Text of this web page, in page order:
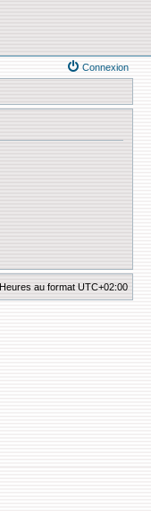
Connexion
Heures au format UTC+02:00